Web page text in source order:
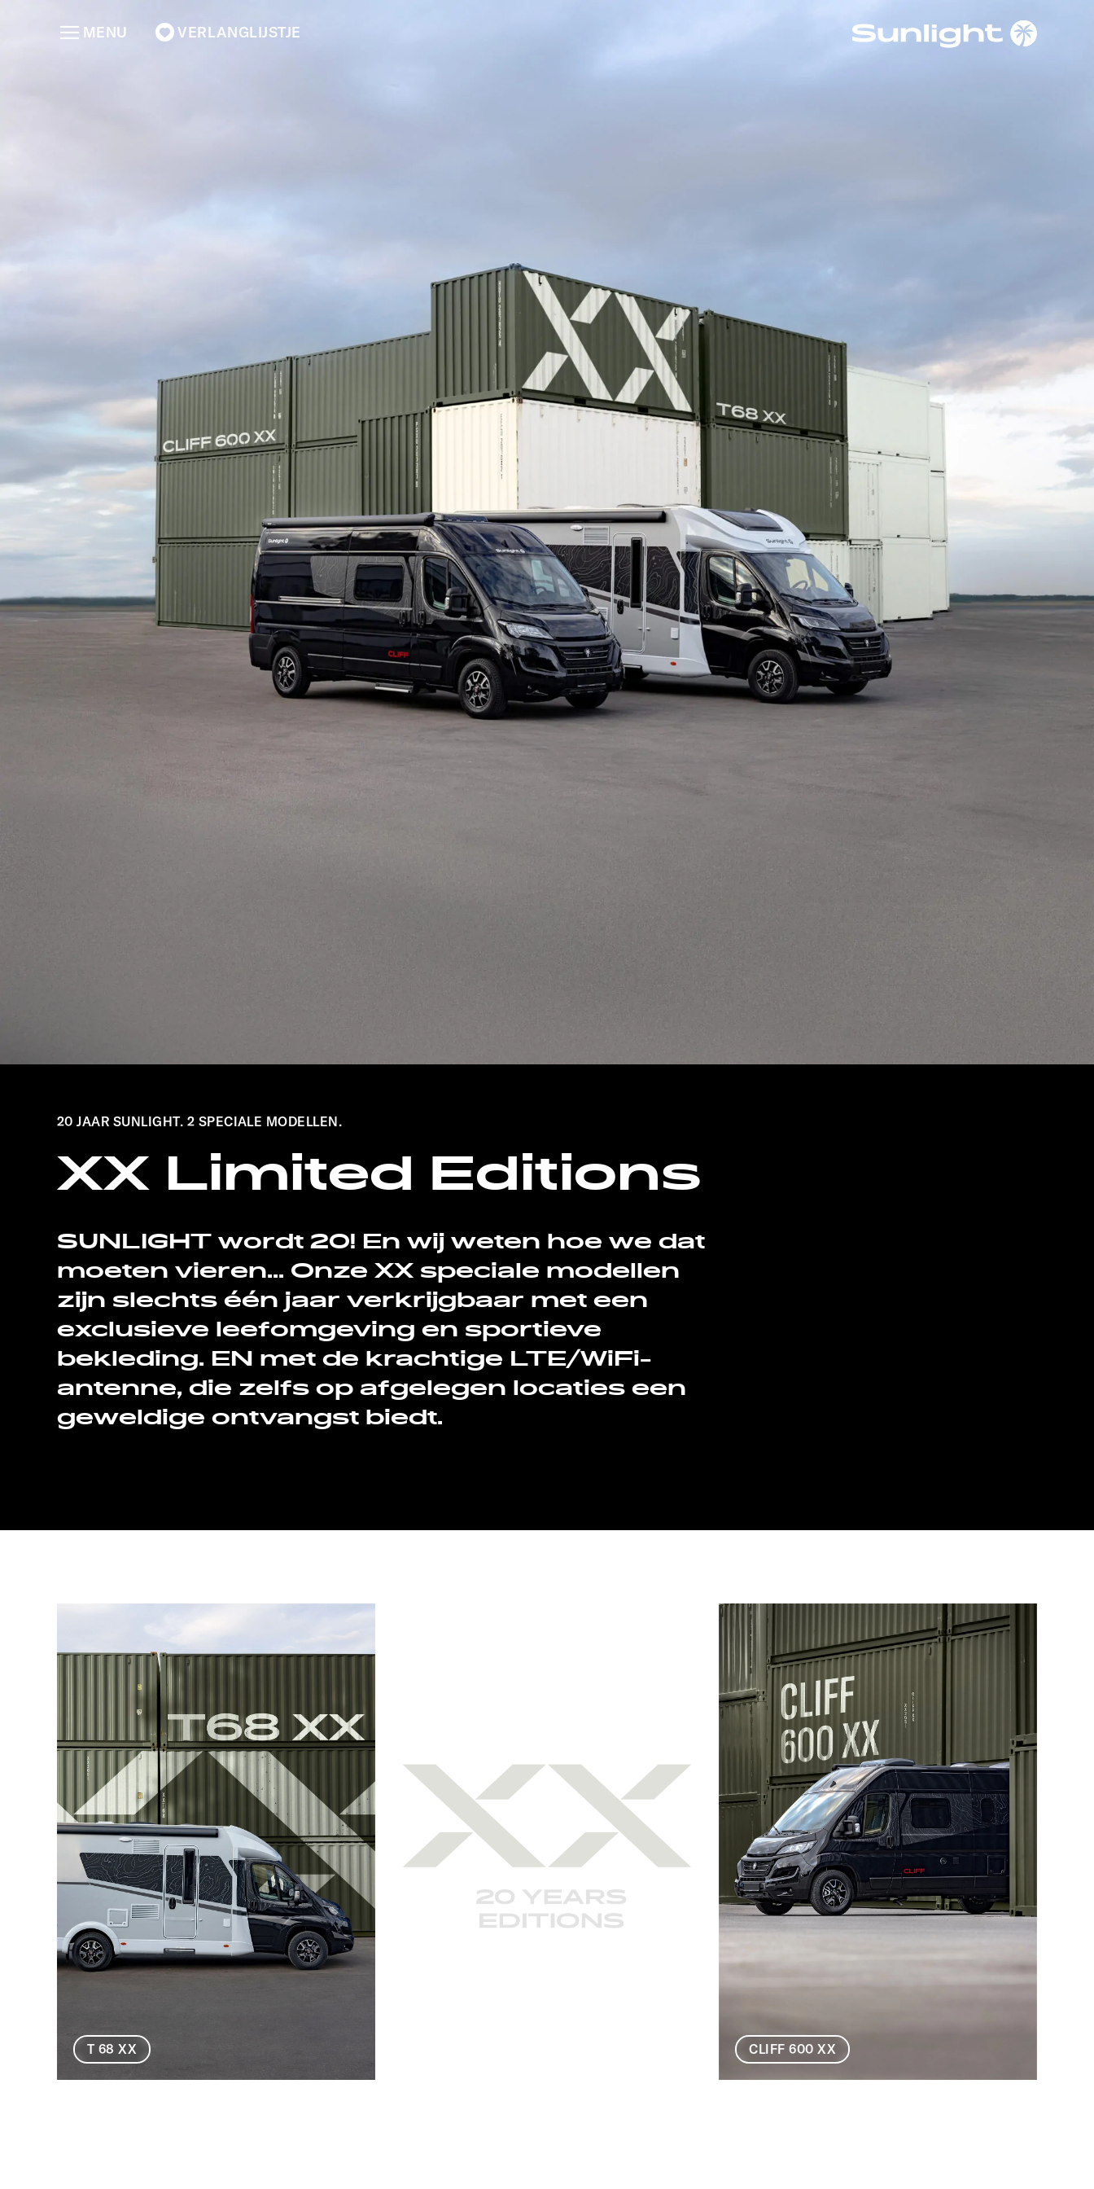
VERLANGLIJSTJE
MENU
20 JAAR SUNLIGHT. 2 SPECIALE MODELLEN.
XX Limited Editions
SUNLIGHT wordt 20! En wij weten hoe we dat
moeten vieren... Onze XX speciale modellen
zijn slechts één jaar verkrijgbaar met een
exclusieve leefomgeving en sportieve
bekleding. EN met de krachtige LTE/WiFi-
antenne, die zelfs op afgelegen locaties een
geweldige ontvangst biedt.
T 68 XX CLIFF 600 XX